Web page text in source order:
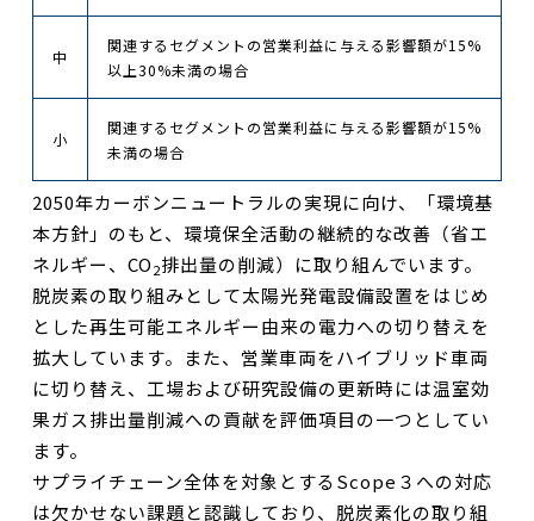
中
関連するセグメントの営業利益に与える影響額が15%
以上30%未満の場合
小
関連するセグメントの営業利益に与える影響額が15%
未満の場合
2050年カーボンニュートラルの実現に向け、「環境基
本方針」のもと、環境保全活動の継続的な改善（省エ
ネルギー、CO2排出量の削減）に取り組んでいます。
脱炭素の取り組みとして太陽光発電設備設置をはじめ
とした再生可能エネルギー由来の電力への切り替えを
拡大しています。また、営業車両をハイブリッド車両
に切り替え、工場および研究設備の更新時には温室効
果ガス排出量削減への貢献を評価項目の一つとしてい
ます。
サプライチェーン全体を対象とするScope３への対応
は欠かせない課題と認識しており、脱炭素化の取り組